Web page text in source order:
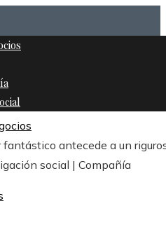
fantástico antecede a un
social | Compañía